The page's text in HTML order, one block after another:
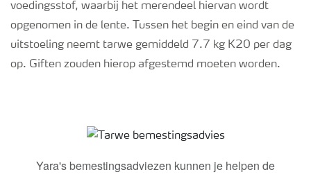
voedingsstof, waarbij het merendeel hiervan wordt
opgenomen in de lente. Tussen het begin en eind van de
uitstoeling neemt tarwe gemiddeld 7.7 kg K20 per dag
op. Giften zouden hierop afgestemd moeten worden.
Tarwe bemestingsadvies
Yara's bemestingsadviezen kunnen je helpen de